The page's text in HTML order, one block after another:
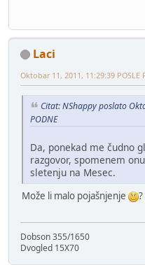
Laci
Oktobar 11, 2011, 11:29:39 POSLE
Citat: NShappy poslato
PODNE
Da, ponekad me čudno
razgovor, spomenem
sletenju na Mesec.
Može li malo pojašnjenje ?
Dobson 355/1650
Dvogled 15X70